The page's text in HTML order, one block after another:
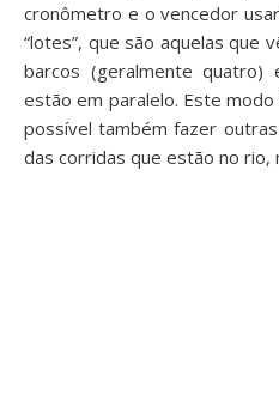
cronômetro e o vencedor
“lotes”, que são aquelas que
barcos (geralmente
estão em paralelo. Este
possível também fazer
das corridas que estão no rio,